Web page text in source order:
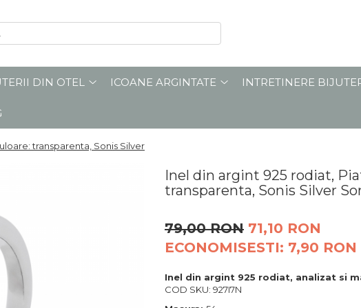
DIN OTEL ICOANE ARGINTATE INTRETINERE
transparenta, Sonis Silver
Inel din argint 925 rodiat,
transparenta, Sonis Silver
79,00 RON 71,10 RON
ECONOMISESTI: 7,90 RON
Inel din argint 925 rodiat, analizat si
COD SKU: 927I7N